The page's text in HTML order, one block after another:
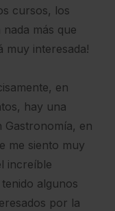
cursos, los
más que
muy interesada!
en
hay una
Gastronomía, en
me siento muy
increíble
algunos
por la